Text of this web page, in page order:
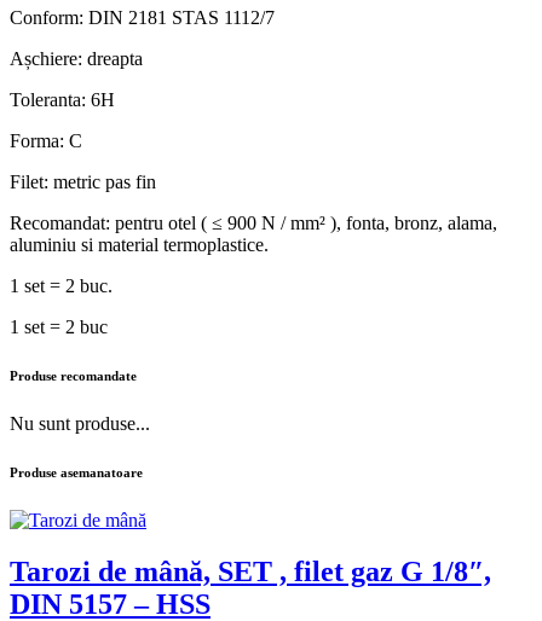
Conform: DIN 2181 STAS 1112/7
Așchiere: dreapta
Toleranta: 6H
Forma: C
Filet: metric pas fin
Recomandat: pentru otel ( ≤ 900 N / mm² ), fonta, bronz, alama,
aluminiu si material termoplastice.
1 set = 2 buc.
1 set = 2 buc
Produse recomandate
Nu sunt produse...
Produse asemanatoare
Tarozi de mână, SET , filet gaz G 1/8″,
DIN 5157 – HSS